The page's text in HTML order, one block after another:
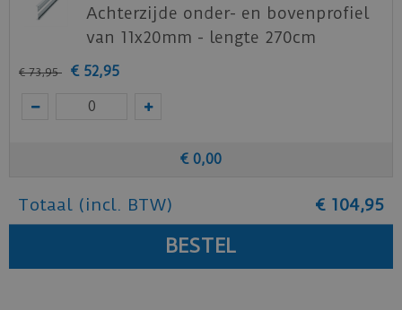
Achterzijde onder- en bovenprofiel
van 11x20mm - lengte 270cm
€ 73,95 € 52,95
€ 0,00
Totaal (incl. BTW) € 104,95